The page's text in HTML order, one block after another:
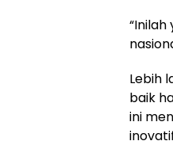
Lebih
baik
ini